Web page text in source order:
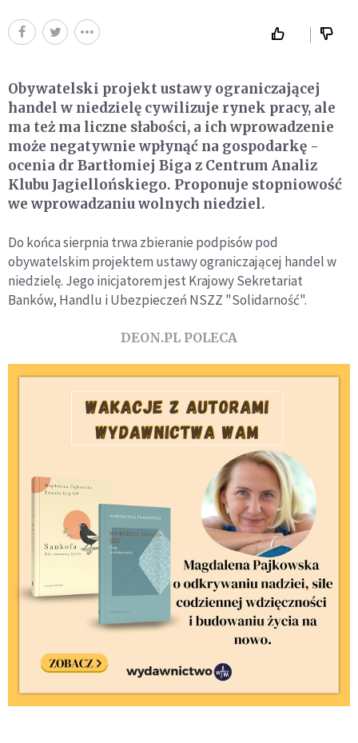
Obywatelski projekt ustawy ograniczającej
handel w niedzielę cywilizuje rynek pracy, ale
ma też ma liczne słabości, a ich wprowadzenie
może negatywnie wpłynąć na gospodarkę -
ocenia dr Bartłomiej Biga z Centrum Analiz
Klubu Jagiellońskiego. Proponuje stopniowość
we wprowadzaniu wolnych niedziel.
Do końca sierpnia trwa zbieranie podpisów pod
obywatelskim projektem ustawy ograniczającej handel w
niedzielę. Jego inicjatorem jest Krajowy Sekretariat
Banków, Handlu i Ubezpieczeń NSZZ "Solidarność".
DEON.PL POLECA